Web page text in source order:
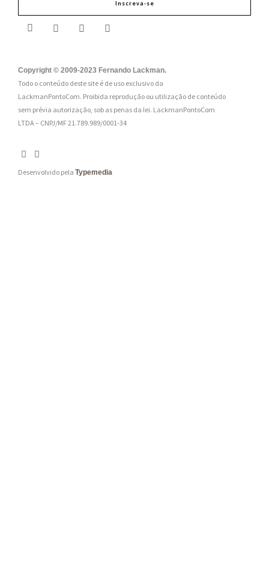
a
:
*
Inscreva-se
Copyright © 2009-2023 Fernando Lackman.
Todo o conteúdo deste site é de uso exclusivo da
LackmanPontoCom. Proibida reprodução ou utilização de conteúdo
sem prévia autorização, sob as penas da lei. LackmanPontoCom
LTDA – CNPJ/MF 21.789.989/0001-34
Desenvolvido pela Typemedia